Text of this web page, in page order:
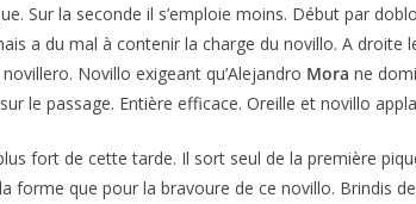
Sur la seconde il s’emploie moins. Début par
a du mal à contenir la charge du novillo. A droite
Novillo exigeant qu’Alejandro Mora ne
le passage. Entière efficace. Oreille et novillo
fort de cette tarde. Il sort seul de la première
forme que pour la bravoure de ce novillo. Brindis de